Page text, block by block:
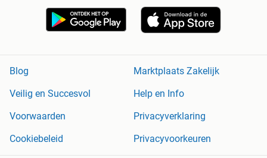
Blog
Marktplaats Zakelijk
Veilig en Succesvol
Help en Info
Voorwaarden
Privacyverklaring
Cookiebeleid
Privacyvoorkeuren